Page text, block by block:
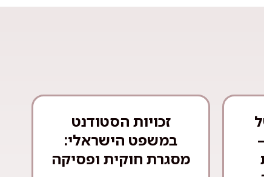
זכויות הסטודנט
במשפט הישראלי:
מסגרת חוקית ופסיקה